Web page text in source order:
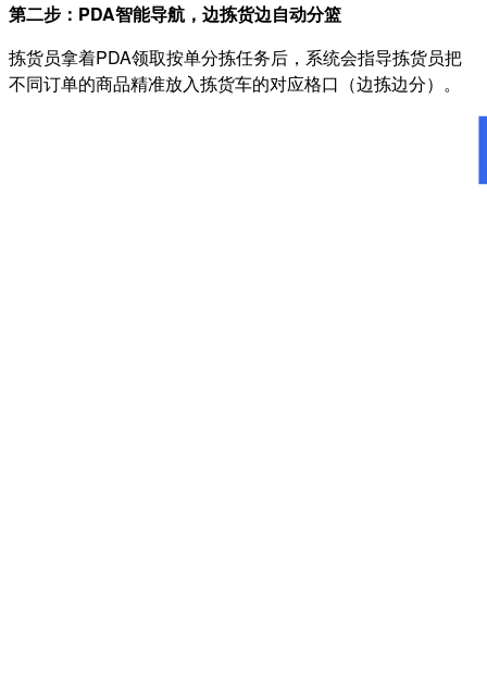
第二步：PDA智能导航，边拣货边自动分篮
拣货员拿着PDA领取按单分拣任务后，系统会指导拣货员把
不同订单的商品精准放入拣货车的对应格口（边拣边分）。